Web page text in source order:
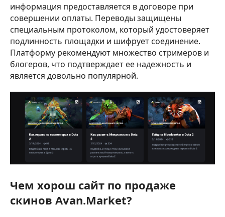
информация предоставляется в договоре при
совершении оплаты. Переводы защищены
специальным протоколом, который удостоверяет
подлинность площадки и шифрует соединение.
Платформу рекомендуют множество стримеров и
блогеров, что подтверждает ее надежность и
является довольно популярной.
Чем хорош сайт по продаже
скинов Avan.Market?